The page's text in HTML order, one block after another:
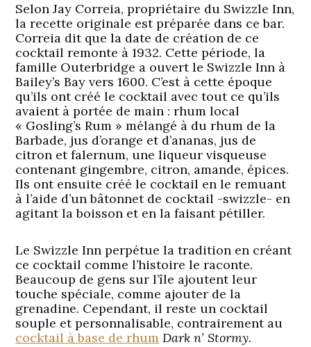
Selon Jay Correia, propriétaire du Swizzle Inn,
la recette originale est préparée dans ce bar.
Correia dit que la date de création de ce
cocktail remonte à 1932. Cette période, la
famille Outerbridge a ouvert le Swizzle Inn à
Bailey’s Bay vers 1600. C’est à cette époque
qu’ils ont créé le cocktail avec tout ce qu’ils
avaient à portée de main : rhum local
« Gosling’s Rum » mélangé à du rhum de la
Barbade, jus d’orange et d’ananas, jus de
citron et falernum, une liqueur visqueuse
contenant gingembre, citron, amande, épices.
Ils ont ensuite créé le cocktail en le remuant
à l’aide d’un bâtonnet de cocktail -swizzle- en
agitant la boisson et en la faisant pétiller.
Le Swizzle Inn perpétue la tradition en créant
ce cocktail comme l’histoire le raconte.
Beaucoup de gens sur l’île ajoutent leur
touche spéciale, comme ajouter de la
grenadine. Cependant, il reste un cocktail
souple et personnalisable, contrairement au
cocktail à base de rhum Dark n’ Stormy.